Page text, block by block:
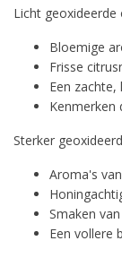
Licht geoxideerde
Bloemige
Frisse
Een
Kenmerken
Sterker
Aroma's
Smaken
Een vollere